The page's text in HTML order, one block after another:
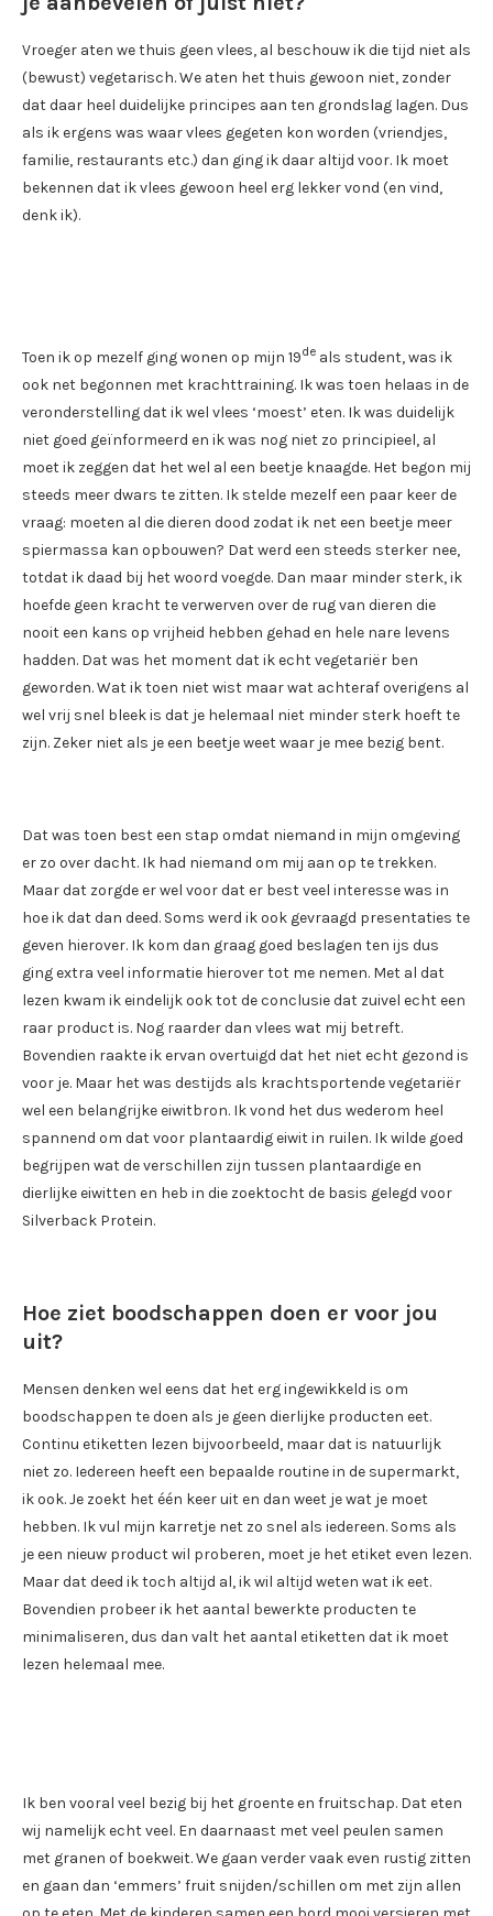
Vroeger aten we thuis geen vlees, al beschouw ik die tijd niet als
(bewust) vegetarisch. We aten het thuis gewoon niet, zonder
dat daar heel duidelijke principes aan ten grondslag lagen. Dus
als ik ergens was waar vlees gegeten kon worden (vriendjes,
familie, restaurants etc.) dan ging ik daar altijd voor. Ik moet
bekennen dat ik vlees gewoon heel erg lekker vond (en vind,
denk ik).
Toen ik op mezelf ging wonen op mijn 19de als student, was ik
ook net begonnen met krachttraining. Ik was toen helaas in de
veronderstelling dat ik wel vlees ‘moest’ eten. Ik was duidelijk
niet goed geïnformeerd en ik was nog niet zo principieel, al
moet ik zeggen dat het wel al een beetje knaagde. Het begon mij
steeds meer dwars te zitten. Ik stelde mezelf een paar keer de
vraag: moeten al die dieren dood zodat ik net een beetje meer
spiermassa kan opbouwen? Dat werd een steeds sterker nee,
totdat ik daad bij het woord voegde. Dan maar minder sterk, ik
hoefde geen kracht te verwerven over de rug van dieren die
nooit een kans op vrijheid hebben gehad en hele nare levens
hadden. Dat was het moment dat ik echt vegetariër ben
geworden. Wat ik toen niet wist maar wat achteraf overigens al
wel vrij snel bleek is dat je helemaal niet minder sterk hoeft te
zijn. Zeker niet als je een beetje weet waar je mee bezig bent.
Dat was toen best een stap omdat niemand in mijn omgeving
er zo over dacht. Ik had niemand om mij aan op te trekken.
Maar dat zorgde er wel voor dat er best veel interesse was in
hoe ik dat dan deed. Soms werd ik ook gevraagd presentaties te
geven hierover. Ik kom dan graag goed beslagen ten ijs dus
ging extra veel informatie hierover tot me nemen. Met al dat
lezen kwam ik eindelijk ook tot de conclusie dat zuivel echt een
raar product is. Nog raarder dan vlees wat mij betreft.
Bovendien raakte ik ervan overtuigd dat het niet echt gezond is
voor je. Maar het was destijds als krachtsportende vegetariër
wel een belangrijke eiwitbron. Ik vond het dus wederom heel
spannend om dat voor plantaardig eiwit in ruilen. Ik wilde goed
begrijpen wat de verschillen zijn tussen plantaardige en
dierlijke eiwitten en heb in die zoektocht de basis gelegd voor
Silverback Protein.
Hoe ziet boodschappen doen er voor jou
uit?
Mensen denken wel eens dat het erg ingewikkeld is om
boodschappen te doen als je geen dierlijke producten eet.
Continu etiketten lezen bijvoorbeeld, maar dat is natuurlijk
niet zo. Iedereen heeft een bepaalde routine in de supermarkt,
ik ook. Je zoekt het één keer uit en dan weet je wat je moet
hebben. Ik vul mijn karretje net zo snel als iedereen. Soms als
je een nieuw product wil proberen, moet je het etiket even lezen.
Maar dat deed ik toch altijd al, ik wil altijd weten wat ik eet.
Bovendien probeer ik het aantal bewerkte producten te
minimaliseren, dus dan valt het aantal etiketten dat ik moet
lezen helemaal mee.
Ik ben vooral veel bezig bij het groente en fruitschap. Dat eten
wij namelijk echt veel. En daarnaast met veel peulen samen
met granen of boekweit. We gaan verder vaak even rustig zitten
en gaan dan ‘emmers’ fruit snijden/schillen om met zijn allen